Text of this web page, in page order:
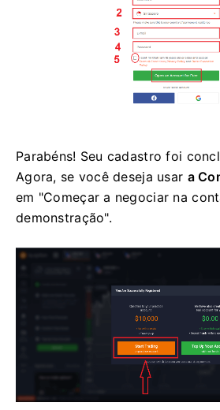
Parabéns! Seu cadastro foi
Agora, se você deseja usar a
em "Começar a negociar na
demonstração".